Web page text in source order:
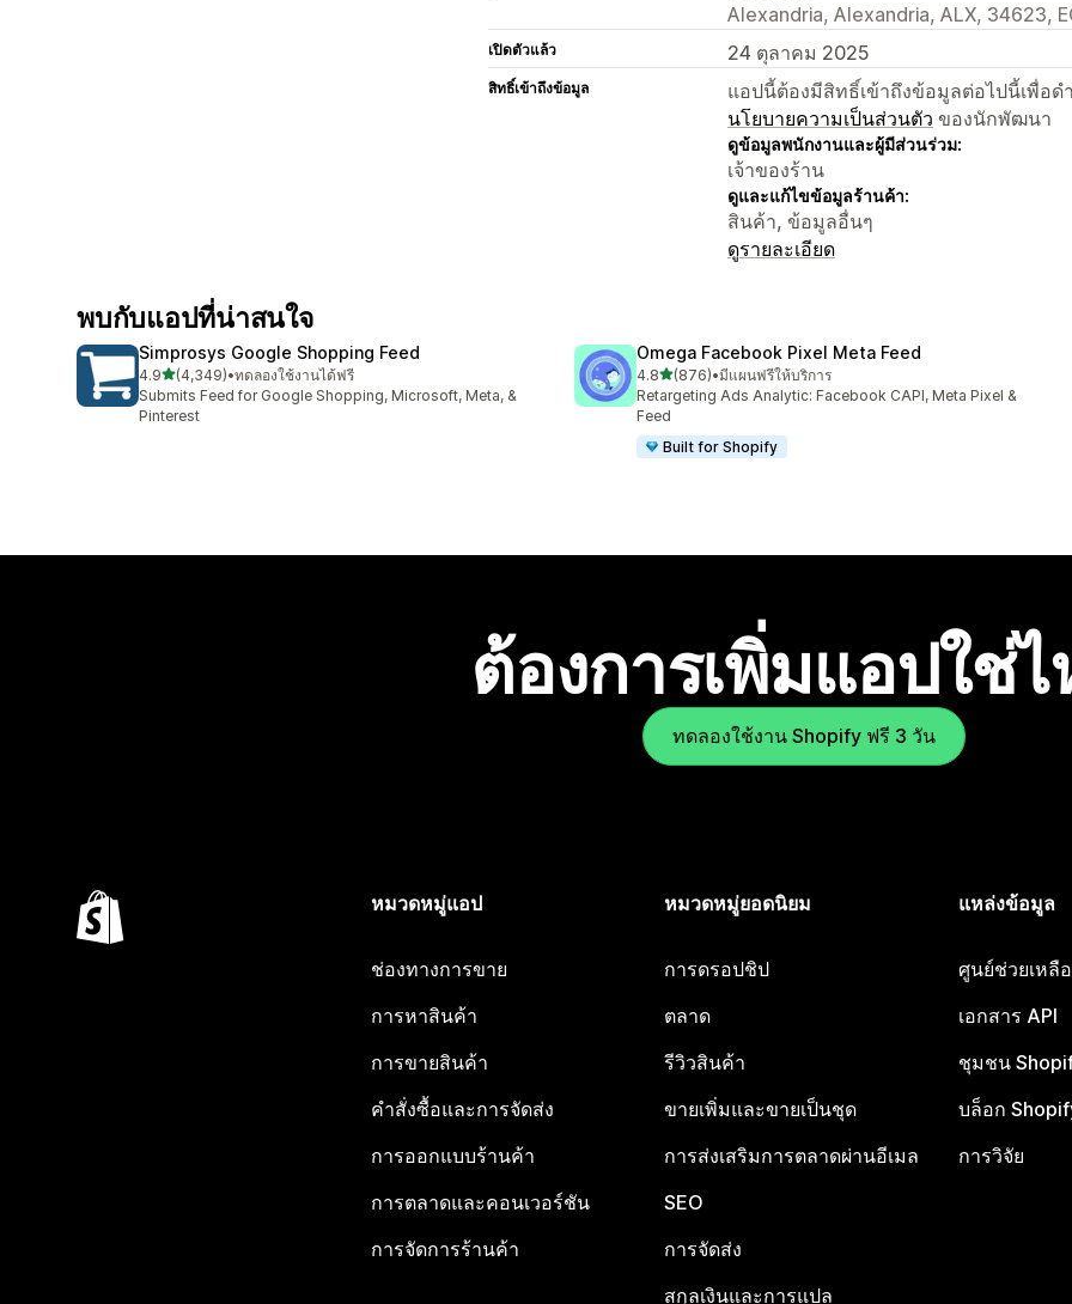
Alexandria, Alexandria, ALX, 34623,
เปิดตัวแล้ว 24 ตุลาคม 2025
สิทธิ์เข้าถึงข้อมูล
แอปนี้ต้องมีสิทธิ์เข้าถึงข้อมูลต่อไปนี้เพื่อ
นโยบายความเป็นส่วนตัว ของนักพัฒนา
ดูข้อมูลพนักงานและผู้มีส่วนร่วม:
เจ้าของร้าน
ดูและแก้ไขข้อมูลร้านค้า:
สินค้า, ข้อมูลอื่นๆ
ดูรายละเอียด
พบกับแอปที่น่าสนใจ
Simprosys Google Shopping Feed
4.9เต็ม 5 ดาว
(4,349)
ทั้งหมด 4349 รีวิว
•ทดลองใช้งานได้ฟรี
Submits Feed for Google Shopping, Microsoft, Meta, &
Pinterest
Omega Facebook Pixel Meta Feed
4.8เต็ม 5 ดาว
(876)
ทั้งหมด 876 รีวิว
•มีแผนฟรีให้บริการ
Retargeting Ads Analytic: Facebook CAPI, Meta Pixel &
Feed
Built for Shopify
ต้องการเพิ่มแอปใช่
ทดลองใช้งาน Shopify ฟรี 3 วัน
หมวดหมู่แอป
ช่องทางการขาย
การหาสินค้า
การขายสินค้า
คำสั่งซื้อและการจัดส่ง
การออกแบบร้านค้า
การตลาดและคอนเวอร์ชัน
การจัดการร้านค้า
หมวดหมู่ยอดนิยม
การดรอปชิป
ตลาด
รีวิวสินค้า
ขายเพิ่มและขายเป็นชุด
การส่งเสริมการตลาดผ่านอีเมล
SEO
การจัดส่ง
สกุลเงินและการแปล
แหล่งข้อมูล
ศูนย์ช่วยเหลื
เอกสาร API
ชุมชน
บล็อก
การวิจัย